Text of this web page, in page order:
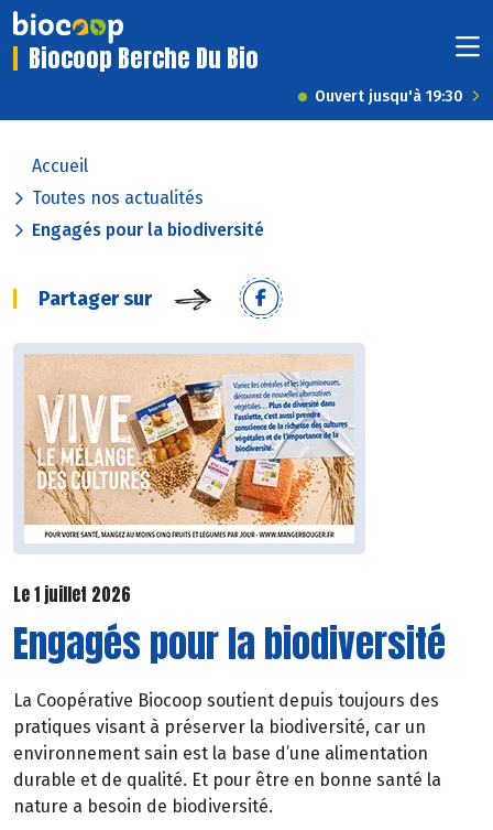
Biocoop Berche Du Bio
Ouvert jusqu'à 19:30
Accueil
Toutes nos actualités
Engagés pour la biodiversité
Partager sur
Le 1 juillet 2026
Engagés pour la biodiversité
La Coopérative Biocoop soutient depuis toujours des
pratiques visant à préserver la biodiversité, car un
environnement sain est la base d’une alimentation
durable et de qualité. Et pour être en bonne santé la
nature a besoin de biodiversité.